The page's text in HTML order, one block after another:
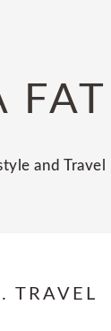
and Travel
TRAVEL